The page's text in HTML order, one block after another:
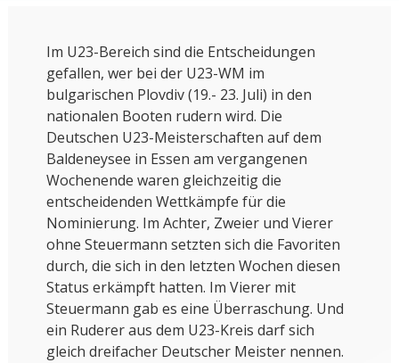
Im U23-Bereich sind die Entscheidungen
gefallen, wer bei der U23-WM im
bulgarischen Plovdiv (19.- 23. Juli) in den
nationalen Booten rudern wird. Die
Deutschen U23-Meisterschaften auf dem
Baldeneysee in Essen am vergangenen
Wochenende waren gleichzeitig die
entscheidenden Wettkämpfe für die
Nominierung. Im Achter, Zweier und Vierer
ohne Steuermann setzten sich die Favoriten
durch, die sich in den letzten Wochen diesen
Status erkämpft hatten. Im Vierer mit
Steuermann gab es eine Überraschung. Und
ein Ruderer aus dem U23-Kreis darf sich
gleich dreifacher Deutscher Meister nennen.